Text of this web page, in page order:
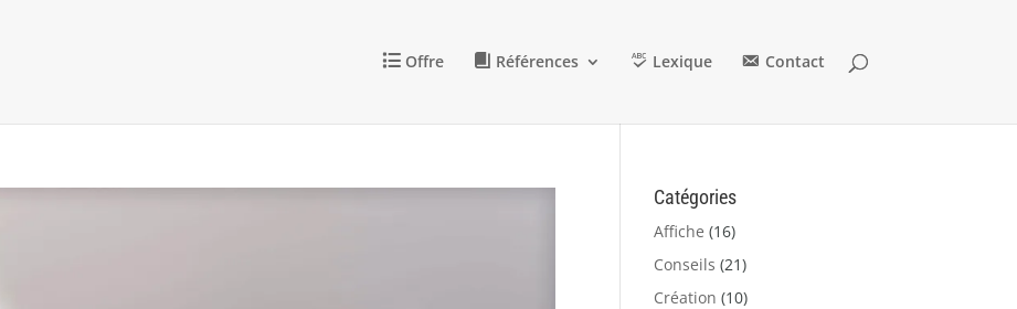
Offre Références Lexique Contact
Catégories
Affiche (16)
Conseils (21)
Création (10)